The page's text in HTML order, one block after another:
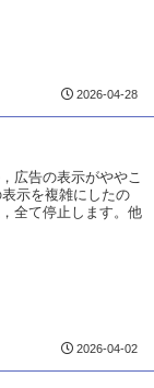
2026-04-28
広告の表示がややこ
示を複雑にしたの
全て停止します。他
2026-04-02